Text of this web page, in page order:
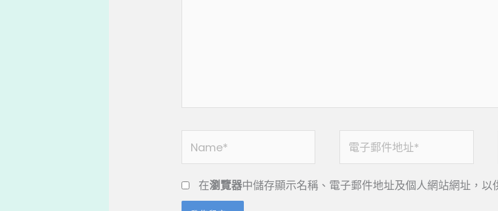
Name*
電
子
郵
在瀏覽器中儲存顯示名稱、電子郵件地址及個人網站網址，以